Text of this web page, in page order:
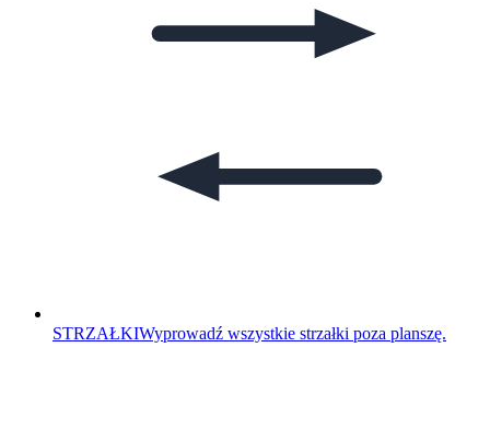
STRZAŁKIWyprowadź wszystkie strzałki poza planszę.